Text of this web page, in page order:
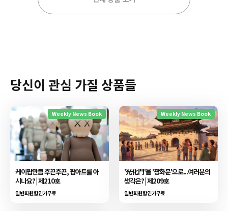
당신이 관심 가질 상품들
Weekly News Book
케이팝만큼 후끈후끈, 팝아트를 아
시나요? | 제210호
일반회원할인가무료
Weekly News Book
'光化門'을 '광화문'으로...여러분의
생각은? | 제209호
일반회원할인가무료